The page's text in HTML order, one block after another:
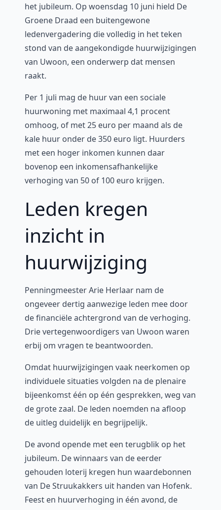
het jubileum. Op woensdag 10 juni hield De
Groene Draad een buitengewone
ledenvergadering die volledig in het teken
stond van de aangekondigde huurwijzigingen
van Uwoon, een onderwerp dat mensen
raakt.
Per 1 juli mag de huur van een sociale
huurwoning met maximaal 4,1 procent
omhoog, of met 25 euro per maand als de
kale huur onder de 350 euro ligt. Huurders
met een hoger inkomen kunnen daar
bovenop een inkomensafhankelijke
verhoging van 50 of 100 euro krijgen.
Leden kregen
inzicht in
huurwijziging
Penningmeester Arie Herlaar nam de
ongeveer dertig aanwezige leden mee door
de financiële achtergrond van de verhoging.
Drie vertegenwoordigers van Uwoon waren
erbij om vragen te beantwoorden.
Omdat huurwijzigingen vaak neerkomen op
individuele situaties volgden na de plenaire
bijeenkomst één op één gesprekken, weg van
de grote zaal. De leden noemden na afloop
de uitleg duidelijk en begrijpelijk.
De avond opende met een terugblik op het
jubileum. De winnaars van de eerder
gehouden loterij kregen hun waardebonnen
van De Struukakkers uit handen van Hofenk.
Feest en huurverhoging in één avond, de